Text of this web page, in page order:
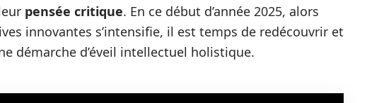
pensée critique. En ce début d’année 2025, alors
innovantes s’intensifie, il est temps de redécouvrir et
démarche d’éveil intellectuel holistique.